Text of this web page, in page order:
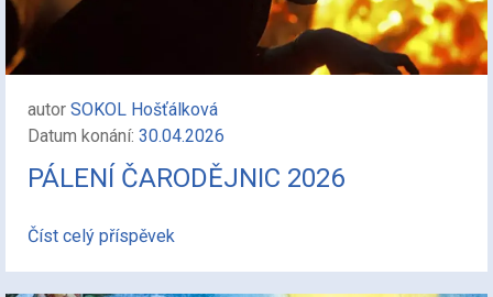
autor SOKOL Hošťálková
Datum konání: 30.04.2026
PÁLENÍ ČARODĚJNIC 2026
Číst celý příspěvek